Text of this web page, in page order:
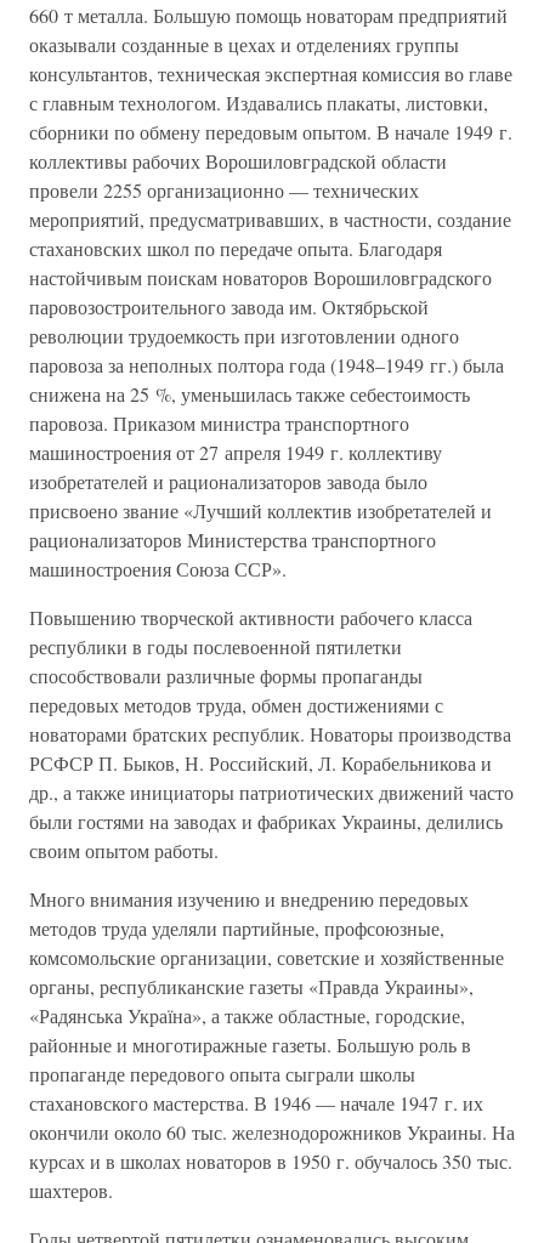
660 т металла. Большую помощь новаторам предприятий
оказывали созданные в цехах и отделениях группы
консультантов, техническая экспертная комиссия во главе
с главным технологом. Издавались плакаты, листовки,
сборники по обмену передовым опытом. В начале 1949 г.
коллективы рабочих Ворошиловградской области
провели 2255 организационно — технических
мероприятий, предусматривавших, в частности, создание
стахановских школ по передаче опыта. Благодаря
настойчивым поискам новаторов Ворошиловградского
паровозостроительного завода им. Октябрьской
революции трудоемкость при изготовлении одного
паровоза за неполных полтора года (1948–1949 гг.) была
снижена на 25 %, уменьшилась также себестоимость
паровоза. Приказом министра транспортного
машиностроения от 27 апреля 1949 г. коллективу
изобретателей и рационализаторов завода было
присвоено звание «Лучший коллектив изобретателей и
рационализаторов Министерства транспортного
машиностроения Союза ССР».
Повышению творческой активности рабочего класса
республики в годы послевоенной пятилетки
способствовали различные формы пропаганды
передовых методов труда, обмен достижениями с
новаторами братских республик. Новаторы производства
РСФСР П. Быков, Н. Российский, Л. Корабельникова и
др., а также инициаторы патриотических движений часто
были гостями на заводах и фабриках Украины, делились
своим опытом работы.
Много внимания изучению и внедрению передовых
методов труда уделяли партийные, профсоюзные,
комсомольские организации, советские и хозяйственные
органы, республиканские газеты «Правда Украины»,
«Радянська Україна», а также областные, городские,
районные и многотиражные газеты. Большую роль в
пропаганде передового опыта сыграли школы
стахановского мастерства. В 1946 — начале 1947 г. их
окончили около 60 тыс. железнодорожников Украины. На
курсах и в школах новаторов в 1950 г. обучалось 350 тыс.
шахтеров.